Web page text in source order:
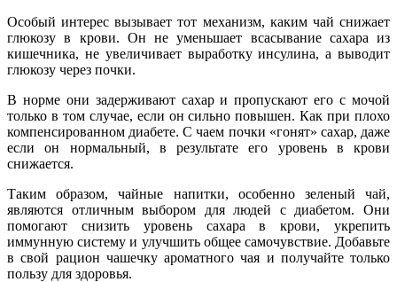
Особый интерес вызывает тот механизм, каким чай снижает
глюкозу в крови. Он не уменьшает всасывание сахара из
кишечника, не увеличивает выработку инсулина, а выводит
глюкозу через почки.
В норме они задерживают сахар и пропускают его с мочой
только в том случае, если он сильно повышен. Как при плохо
компенсированном диабете. С чаем почки «гонят» сахар, даже
если он нормальный, в результате его уровень в крови
снижается.
Таким образом, чайные напитки, особенно зеленый чай,
являются отличным выбором для людей с диабетом. Они
помогают снизить уровень сахара в крови, укрепить
иммунную систему и улучшить общее самочувствие. Добавьте
в свой рацион чашечку ароматного чая и получайте только
пользу для здоровья.